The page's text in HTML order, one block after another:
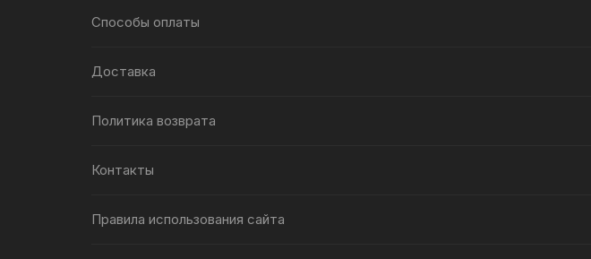
Способы оплаты
Доставка
Политика возврата
Контакты
Правила использования сайта